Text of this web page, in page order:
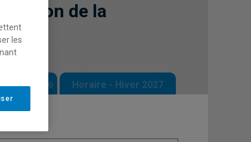
gestion de la
2026 Horaire - Hiver 2027
les